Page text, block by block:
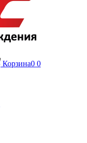
Корзина0 0